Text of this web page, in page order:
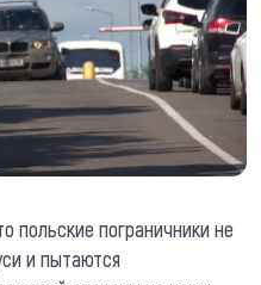
польские пограничники не
и пытаются